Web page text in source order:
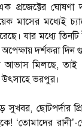
ঘোষণা
মাসের মধ্যেই
যার মধ্যে
দর্শকরা
আভাস মিলছে, তাই
ভরপুর।
ছোটপর্দার
‘তোমাদের রানী’-